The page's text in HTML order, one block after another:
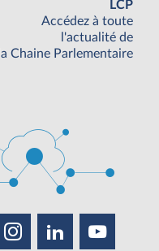
LCP
Accédez à toute
l'actualité de
la Chaine Parlementaire